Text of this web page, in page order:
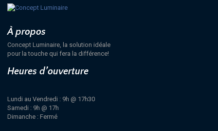
À propos
Concept Luminaire, la solution idéale
pour la touche qui fera la différence!
Heures d’ouverture
Lundi au Vendredi : 9h @ 17h30
Samedi : 9h @ 17h
Dimanche : Fermé